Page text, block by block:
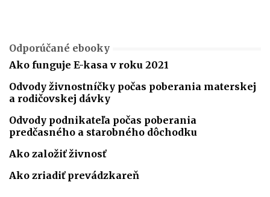
Odporúčané ebooky
Ako funguje E-kasa v roku 2021
Odvody živnostníčky počas poberania materskej
a rodičovskej dávky
Odvody podnikateľa počas poberania
predčasného a starobného dôchodku
Ako založiť živnosť
Ako zriadiť prevádzkareň